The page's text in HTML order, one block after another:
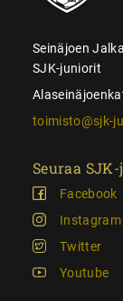
Seinäjoen
SJK-juniorit
toimisto@sjk-
Seuraa
Facebook
Instagram
Twitter
Youtube